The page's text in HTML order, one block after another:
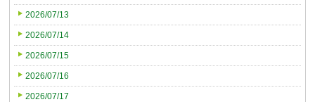
2026/07/13
2026/07/14
2026/07/15
2026/07/16
2026/07/17